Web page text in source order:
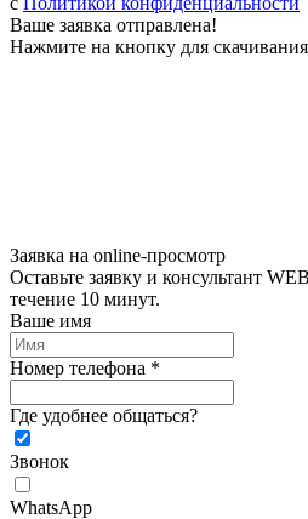
Ваше заявка отправлена!
Нажмите на кнопку для
Заявка на online-просмотр
Оставьте заявку и консультант
течение 10 минут.
Ваше имя
Номер телефона *
Где удобнее общаться?
Звонок
WhatsApp